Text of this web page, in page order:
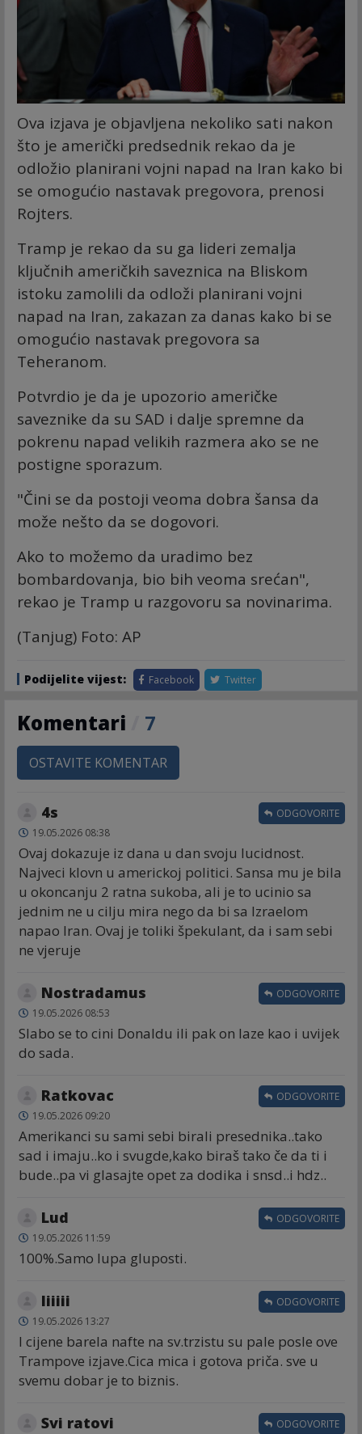
Ova izjava je objavljena nekoliko sati nakon
što je američki predsednik rekao da je
odložio planirani vojni napad na Iran kako bi
se omogućio nastavak pregovora, prenosi
Rojters.
Tramp je rekao da su ga lideri zemalja
ključnih američkih saveznica na Bliskom
istoku zamolili da odloži planirani vojni
napad na Iran, zakazan za danas kako bi se
omogućio nastavak pregovora sa
Teheranom.
Potvrdio je da je upozorio američke
saveznike da su SAD i dalje spremne da
pokrenu napad velikih razmera ako se ne
postigne sporazum.
"Čini se da postoji veoma dobra šansa da
može nešto da se dogovori.
Ako to možemo da uradimo bez
bombardovanja, bio bih veoma srećan",
rekao je Tramp u razgovoru sa novinarima.
(Tanjug) Foto: AP
Podijelite vijest: Facebook Twitter
Komentari 7
OSTAVITE KOMENTAR
4s
19.05.2026 08:38
Ovaj dokazuje iz dana u dan svoju lucidnost.
Najveci klovn u americkoj politici. Sansa mu je bila
u okoncanju 2 ratna sukoba, ali je to ucinio sa
jednim ne u cilju mira nego da bi sa Izraelom
napao Iran. Ovaj je toliki špekulant, da i sam sebi
ne vjeruje
ODGOVORITE
Nostradamus
19.05.2026 08:53
Slabo se to cini Donaldu ili pak on laze kao i uvijek
do sada.
ODGOVORITE
Ratkovac
19.05.2026 09:20
Amerikanci su sami sebi birali presednika..tako
sad i imaju..ko i svugde,kako biraš tako če da ti i
bude..pa vi glasajte opet za dodika i snsd..i hdz..
ODGOVORITE
Lud
19.05.2026 11:59
100%.Samo lupa gluposti.
ODGOVORITE
Iiiiii
19.05.2026 13:27
I cijene barela nafte na sv.trzistu su pale posle ove
Trampove izjave.Cica mica i gotova priča. sve u
svemu dobar je to biznis.
ODGOVORITE
Svi ratovi ODGOVORITE